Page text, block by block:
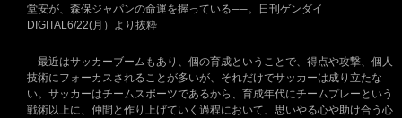
堂安が、森保ジャパンの命運を握っている──。日刊ゲンダイ
DIGITAL6/22(月）より抜粋
最近はサッカーブームもあり、個の育成ということで、得点や攻撃、個人
技術にフォーカスされることが多いが、それだけでサッカーは成り立たな
い。サッカーはチームスポーツであるから、育成年代にチームプレーという
戦術以上に、仲間と作り上げていく過程において、思いやる心や助け合う心